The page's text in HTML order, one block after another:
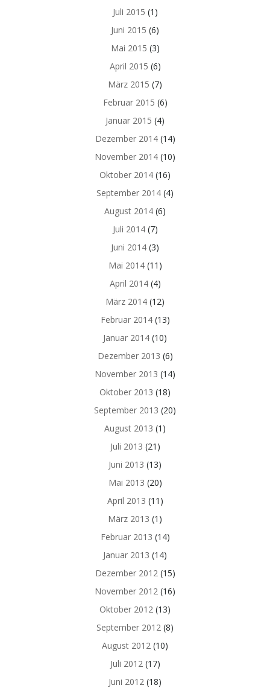
Juli 2015 (1)
Juni 2015 (6)
Mai 2015 (3)
April 2015 (6)
März 2015 (7)
Februar 2015 (6)
Januar 2015 (4)
Dezember 2014(14)
November 2014 (10)
Oktober 2014 (16)
September 2014 (4)
August 2014 (6)
Juli 2014(7)
Juni 2014 (3)
Mai 2014(11)
April 2014(4)
März 2014 (12)
Februar 2014(13)
Januar 2014 (10)
Dezember 2013 (6)
November 2013 (14)
Oktober 2013 (18)
September 2013 (20)
August 2013 (1)
Juli 2013 (21)
Juni 2013 (13)
Mai 2013 (20)
April 2013 (11)
März 2013 (1)
Februar 2013 (14)
Januar 2013 (14)
Dezember 2012(15)
November 2012 (16)
Oktober 2012 (13)
September 2012 (8)
August 2012 (10)
Juli 2012(17)
Juni 2012 (18)